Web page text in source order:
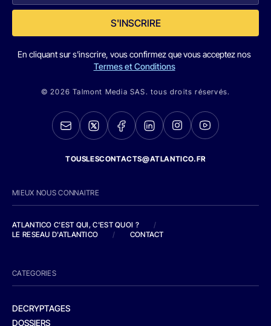
S'INSCRIRE
En cliquant sur s'inscrire, vous confirmez que vous acceptez nos
Termes et Conditions
© 2026 Talmont Media SAS. tous droits réservés.
TOUSLESCONTACTS@ATLANTICO.FR
MIEUX NOUS CONNAITRE
ATLANTICO C'EST QUI, C'EST QUOI ?
/
LE RESEAU D'ATLANTICO
/ CONTACT
CATEGORIES
DECRYPTAGES
DOSSIERS